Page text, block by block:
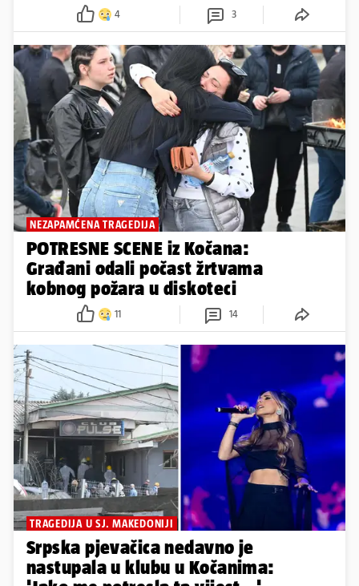
4 3
NEZAPAMĆENA TRAGEDIJA
POTRESNE SCENE iz Kočana:
Građani odali počast žrtvama
kobnog požara u diskoteci
11 14
TRAGEDIJA U SJ. MAKEDONIJI
Srpska pjevačica nedavno je
nastupala u klubu u Kočanima: